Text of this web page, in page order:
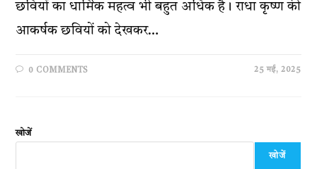
छवियों का धार्मिक महत्व भी बहुत अधिक है। राधा कृष्ण की
आकर्षक छवियों को देखकर…
0 COMMENTS 25 मई, 2025
खोजें
खोजें